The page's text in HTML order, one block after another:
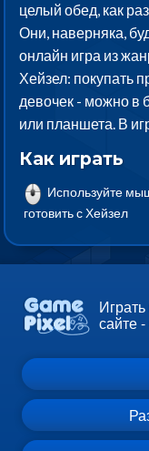
целый обед, как
Они, наверняка,
онлайн игра из
Хейзел: покупать
девочек - можно в
или планшета. В
Как играть
Используйте
готовить с Хейзел
сайте -